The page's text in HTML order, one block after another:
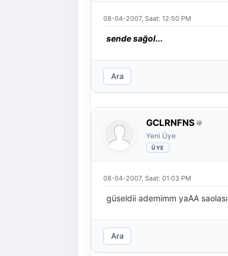
08-04-2007, Saat: 12:50 PM
sende sağol...
Ara
GCLRNFNS
Yeni Üye
08-04-2007, Saat: 01:03 PM
güseldii ademimm yaAA
Ara